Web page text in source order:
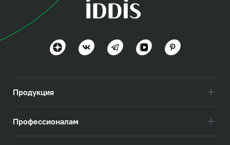
Эйгер (Aiger)
Продукция
Профессионалам